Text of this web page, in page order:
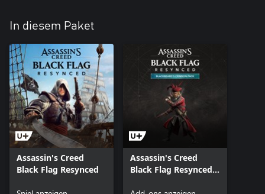
In diesem Paket
Assassin's Creed
Black Flag Resynced
Assassin's Creed
Black Flag Resynced –